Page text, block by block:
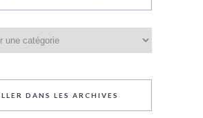
DANS LES ARCHIVES